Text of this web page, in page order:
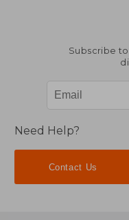
Subscribe
Need Help?
Contact Us